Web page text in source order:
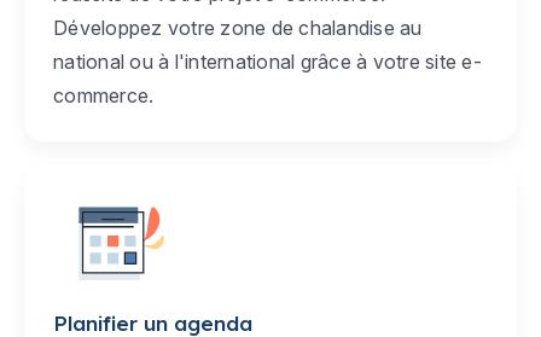
Développez votre zone de chalandise au
national ou à l'international grâce à votre site e-
commerce.
Planifier un agenda